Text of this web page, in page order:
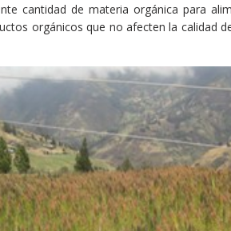
cantidad de materia orgánica para
orgánicos que no afecten la calidad